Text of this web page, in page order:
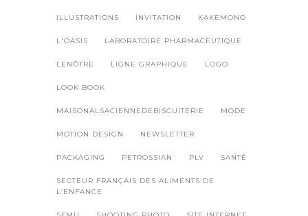
ILLUSTRATIONS INVITATION KAKEMONO
L'OASIS LABORATOIRE PHARMACEUTIQUE
LENÔTRE LIGNE GRAPHIQUE LOGO
LOOK BOOK
MAISONALSACIENNEDEBISCUITERIE MODE
MOTION DESIGN NEWSLETTER
PACKAGING PETROSSIAN PLV SANTÉ
SECTEUR FRANÇAIS DES ALIMENTS DE
L’ENFANCE